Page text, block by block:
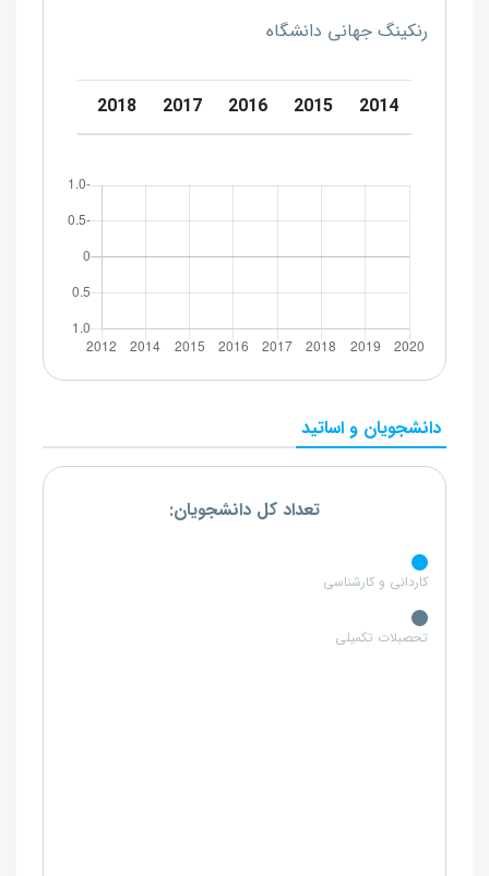
رنکینگ جهانی دانشگاه
2014
2015
2016
2017
2018
دانشجویان و اساتید
تعداد کل دانشجویان:
کاردانی و کارشناسی
تحصبلات تکمیلی